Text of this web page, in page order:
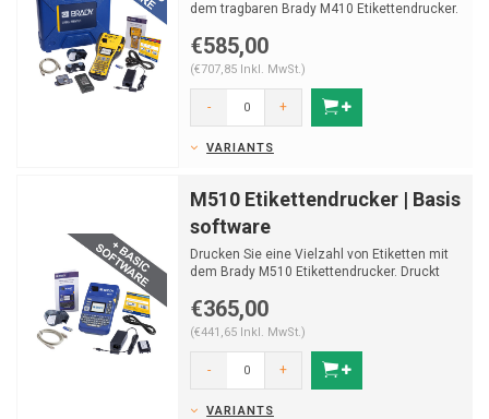
dem tragbaren Brady M410 Etikettendrucker.
€585,00
(€707,85 Inkl. MwSt.)
- +
VARIANTS
M510 Etikettendrucker | Basis
software
Drucken Sie eine Vielzahl von Etiketten mit
dem Brady M510 Etikettendrucker. Druckt
€365,00
(€441,65 Inkl. MwSt.)
- +
VARIANTS